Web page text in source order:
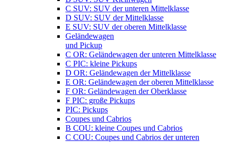
C SUV: SUV der unteren Mittelklasse
D SUV: SUV der Mittelklasse
E SUV: SUV der oberen Mittelklasse
Geländewagen
und Pickup
C OR: Geländewagen der unteren Mittelklasse
C PIC: kleine Pickups
D OR: Geländewagen der Mittelklasse
E OR: Geländewagen der oberen Mittelklasse
F OR: Geländewagen der Oberklasse
F PIC: große Pickups
PIC: Pickups
Coupes und Cabrios
B COU: kleine Coupes und Cabrios
C COU: Coupes und Cabrios der unteren